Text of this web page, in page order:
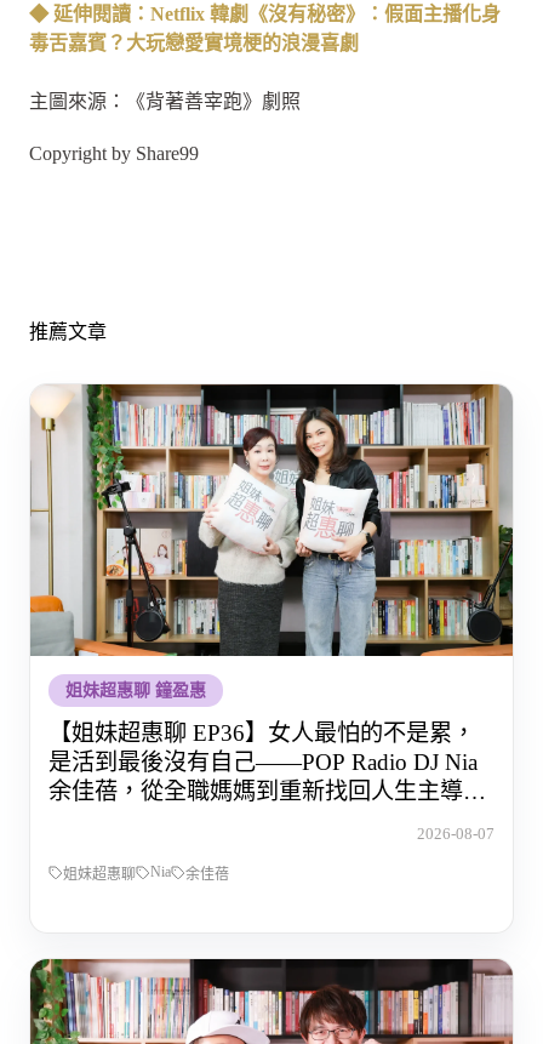
◆ 延伸閱讀：Netflix 韓劇《沒有秘密》：假面主播化身
毒舌嘉賓？大玩戀愛實境梗的浪漫喜劇
主圖來源：《背著善宰跑》劇照
Copyright by Share99
推薦文章
姐妹超惠聊 鐘盈惠
【姐妹超惠聊 EP36】女人最怕的不是累，
是活到最後沒有自己——POP Radio DJ Nia
余佳蓓，從全職媽媽到重新找回人生主導權
2026-08-07
姐妹超惠聊 Nia 余佳蓓